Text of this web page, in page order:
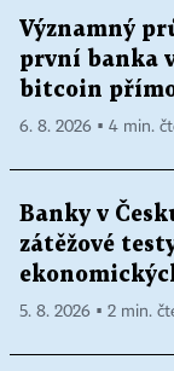
Významný
první banka
bitcoin
6. 8. 2026 ▪ 4 min.
Banky v
zátěžové
5. 8. 2026 ▪ 2 min.